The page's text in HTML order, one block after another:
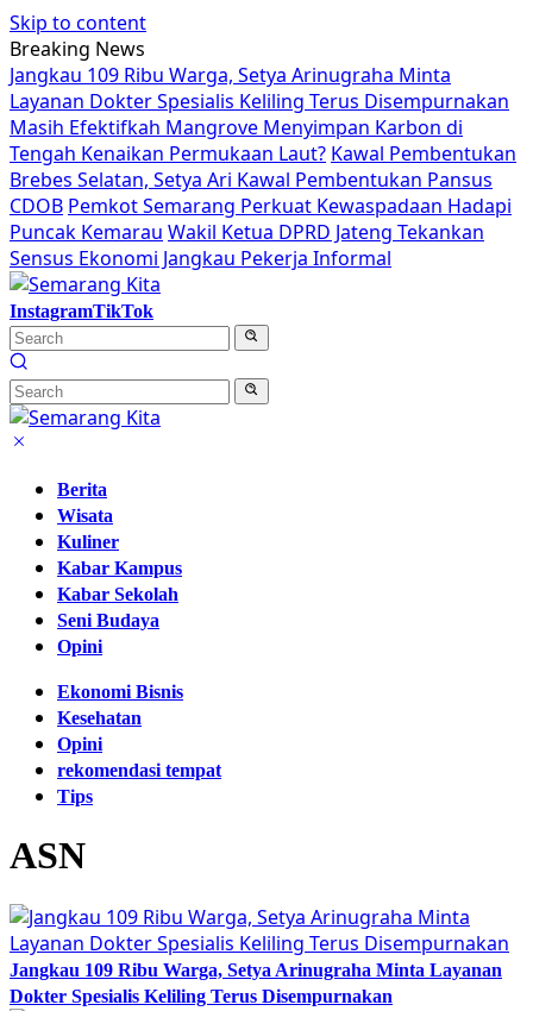
Skip to content
Breaking News
Jangkau 109 Ribu Warga, Setya Arinugraha Minta
Layanan Dokter Spesialis Keliling Terus Disempurnakan
Masih Efektifkah Mangrove Menyimpan Karbon di
Tengah Kenaikan Permukaan Laut? Kawal Pembentukan
Brebes Selatan, Setya Ari Kawal Pembentukan Pansus
CDOB Pemkot Semarang Perkuat Kewaspadaan Hadapi
Puncak Kemarau Wakil Ketua DPRD Jateng Tekankan
Sensus Ekonomi Jangkau Pekerja Informal
InstagramTikTok
Berita
Wisata
Kuliner
Kabar Kampus
Kabar Sekolah
Seni Budaya
Opini
Ekonomi Bisnis
Kesehatan
Opini
rekomendasi tempat
Tips
ASN
Jangkau 109 Ribu Warga, Setya Arinugraha Minta Layanan
Dokter Spesialis Keliling Terus Disempurnakan